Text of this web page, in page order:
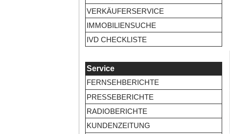
VERKÄUFERSERVICE
IMMOBILIENSUCHE
IVD CHECKLISTE
Service
FERNSEHBERICHTE
PRESSEBERICHTE
RADIOBERICHTE
KUNDENZEITUNG